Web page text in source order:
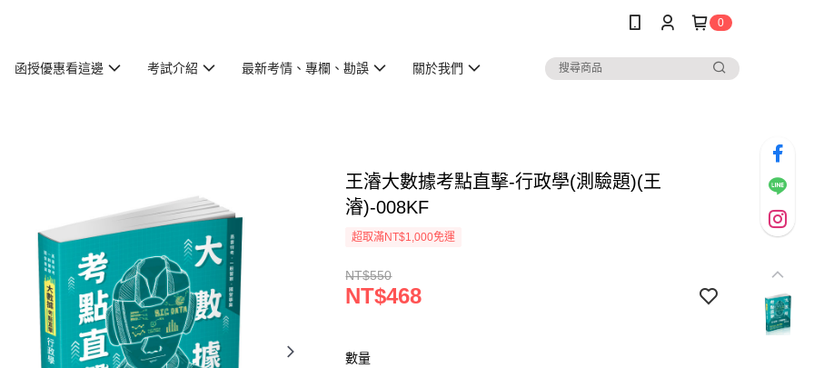
0
函授優惠看這邊 考試介紹 最新考情、專欄、勘誤 關於我們
王濬大數據考點直擊-行政學(測驗題)(王
濬)-008KF
超取滿NT$1,000免運
NT$550
NT$468
數量